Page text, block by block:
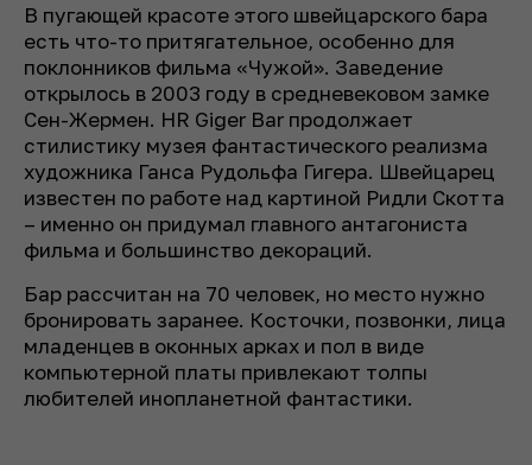
В пугающей красоте этого швейцарского бара
есть что-то притягательное, особенно для
поклонников фильма «Чужой». Заведение
открылось в 2003 году в средневековом замке
Сен-Жермен. HR Giger Bar продолжает
стилистику музея фантастического реализма
художника Ганса Рудольфа Гигера. Швейцарец
известен по работе над картиной Ридли Скотта
– именно он придумал главного антагониста
фильма и большинство декораций.
Бар рассчитан на 70 человек, но место нужно
бронировать заранее. Косточки, позвонки, лица
младенцев в оконных арках и пол в виде
компьютерной платы привлекают толпы
любителей инопланетной фантастики.